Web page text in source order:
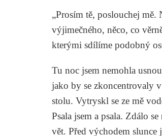
„Prosím tě, poslouchej mě.
výjimečného, něco, co
kterými sdílíme podobný
Tu noc jsem nemohla
jako by se zkoncentrovaly v
stolu. Vytryskl se ze mě
Psala jsem a psala. Zdálo
vět. Před východem slunce